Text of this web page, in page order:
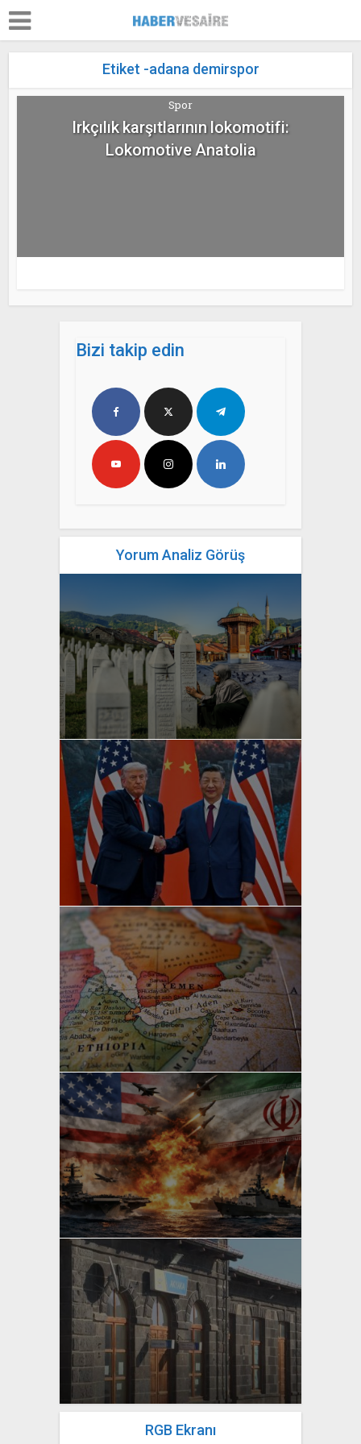
Etiket -adana demirspor
Spor
Irkçılık karşıtlarının lokomotifi:
Lokomotive Anatolia
Bizi takip edin
Yorum Analiz Görüş
yazan
Bahri Ak
yazan
Bahri Ak
yazan
Bahri Ak
yazan
Bahri Ak
yazan
Bahri Ak
RGB Ekranı